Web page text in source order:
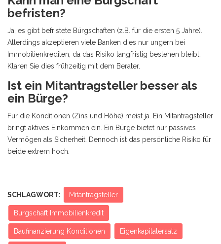
befristen?
Ja, es gibt befristete Bürgschaften (z.B. für die ersten 5 Jahre).
Allerdings akzeptieren viele Banken dies nur ungern bei
Immobilienkrediten, da das Risiko langfristig bestehen bleibt.
Klären Sie dies frühzeitig mit dem Berater.
Ist ein Mitantragsteller besser als
ein Bürge?
Für die Konditionen (Zins und Höhe) meist ja. Ein Mitantragsteller
bringt aktives Einkommen ein. Ein Bürge bietet nur passives
Vermögen als Sicherheit. Dennoch ist das persönliche Risiko für
beide extrem hoch.
SCHLAGWORT: Mitantragsteller
Bürgschaft Immobilienkredit
Baufinanzierung Konditionen Eigenkapitalersatz